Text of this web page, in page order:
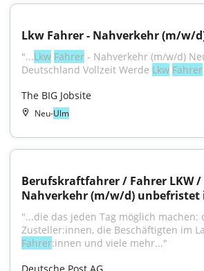
Lkw Fahrer - Nahverkehr (m/w/
"...Lkw Fahrer - Nahverkehr (m/w/d)
Deutschland Vollzeit Werde Lkw Fahrer
The BIG Jobsite
Neu-Ulm
Berufskraftfahrer / Fahrer LKW /
Nahverkehr (m/w/d) unbefristet
"...die das jeden Tag möglich machen:
Zusteller:innen, die Beschäftigten im
Fahrer:innen und viele mehr..."